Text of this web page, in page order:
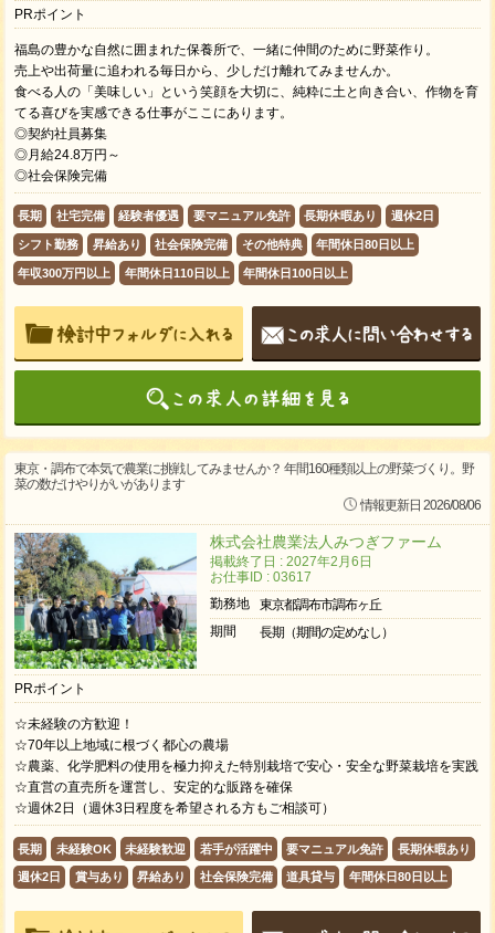
PRポイント
福島の豊かな自然に囲まれた保養所で、一緒に仲間のために野菜作り。
売上や出荷量に追われる毎日から、少しだけ離れてみませんか。
食べる人の「美味しい」という笑顔を大切に、純粋に土と向き合い、作物を育
てる喜びを実感できる仕事がここにあります。
◎契約社員募集
◎月給24.8万円～
◎社会保険完備
長期 社宅完備 経験者優遇 要マニュアル免許 長期休暇あり 週休2日
シフト勤務 昇給あり 社会保険完備 その他特典 年間休日80日以上
年収300万円以上 年間休日110日以上 年間休日100日以上
東京・調布で本気で農業に挑戦してみませんか？ 年間160種類以上の野菜づくり。野
菜の数だけやりがいがあります
情報更新日 2026/08/06
株式会社農業法人みつぎファーム
掲載終了日 : 2027年2月6日
お仕事ID : 03617
勤務地
東京都調布市調布ヶ丘
期間
長期（期間の定めなし）
PRポイント
☆未経験の方歓迎！
☆70年以上地域に根づく都心の農場
☆農薬、化学肥料の使用を極力抑えた特別栽培で安心・安全な野菜栽培を実践
☆直営の直売所を運営し、安定的な販路を確保
☆週休2日（週休3日程度を希望される方もご相談可）
長期 未経験OK 未経験歓迎 若手が活躍中 要マニュアル免許 長期休暇あり
週休2日 賞与あり 昇給あり 社会保険完備 道具貸与 年間休日80日以上